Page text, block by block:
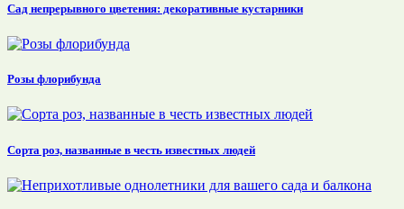
Сад непрерывного цветения: декоративные кустарники
Розы флорибунда
Сорта роз, названные в честь известных людей